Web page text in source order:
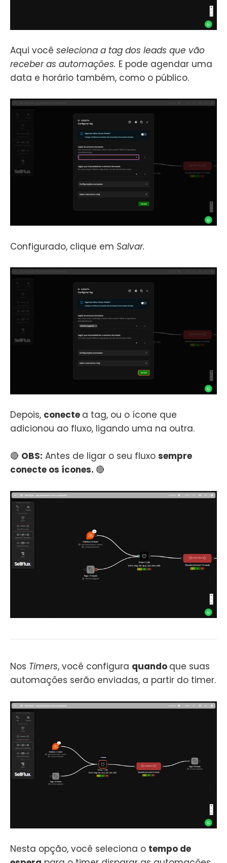
Aqui você seleciona a tag dos leads que vão
receber as automações. E pode agendar uma
data e horário também, como o público.
Configurado, clique em Salvar.
Depois, conecte a tag, ou o ícone que
adicionou ao fluxo, ligando uma na outra.
🔴 OBS: Antes de ligar o seu fluxo sempre
conecte os ícones. 🔴
Nos Timers, você configura quando que suas
automações serão enviadas, a partir do timer.
Nesta opção, você seleciona o tempo de